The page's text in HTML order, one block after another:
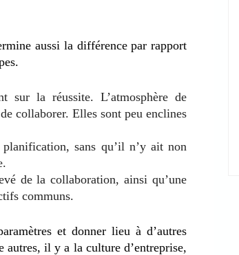
aussi la différence par rapport
sur la réussite. L’atmosphère de
collaborer. Elles sont peu enclines
sans qu’il n’y ait non
de la collaboration, ainsi qu’une
communs.
et donner lieu à d’autres
autres, il y a la culture d’entreprise,